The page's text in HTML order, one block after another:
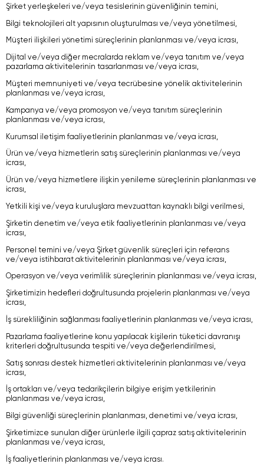
Şirket yerleşkeleri ve/veya tesislerinin güvenliğinin temini,
Bilgi teknolojileri alt yapısının oluşturulması ve/veya yönetilmesi,
Müşteri ilişkileri yönetimi süreçlerinin planlanması ve/veya icrası,
Dijital ve/veya diğer mecralarda reklam ve/veya tanıtım ve/veya
pazarlama aktivitelerinin tasarlanması ve/veya icrası,
Müşteri memnuniyeti ve/veya tecrübesine yönelik aktivitelerinin
planlanması ve/veya icrası,
Kampanya ve/veya promosyon ve/veya tanıtım süreçlerinin
planlanması ve/veya icrası,
Kurumsal iletişim faaliyetlerinin planlanması ve/veya icrası,
Ürün ve/veya hizmetlerin satış süreçlerinin planlanması ve/veya
icrası,
Ürün ve/veya hizmetlere ilişkin yenileme süreçlerinin planlanması ve
icrası,
Yetkili kişi ve/veya kuruluşlara mevzuattan kaynaklı bilgi verilmesi,
Şirketin denetim ve/veya etik faaliyetlerinin planlanması ve/veya
icrası,
Personel temini ve/veya Şirket güvenlik süreçleri için referans
ve/veya istihbarat aktivitelerinin planlanması ve/veya icrası,
Operasyon ve/veya verimlilik süreçlerinin planlanması ve/veya icrası,
Şirketimizin hedefleri doğrultusunda projelerin planlanması ve/veya
icrası,
İş sürekliliğinin sağlanması faaliyetlerinin planlanması ve/veya icrası,
Pazarlama faaliyetlerine konu yapılacak kişilerin tüketici davranışı
kriterleri doğrultusunda tespiti ve/veya değerlendirilmesi,
Satış sonrası destek hizmetleri aktivitelerinin planlanması ve/veya
icrası,
İş ortakları ve/veya tedarikçilerin bilgiye erişim yetkilerinin
planlanması ve/veya icrası,
Bilgi güvenliği süreçlerinin planlanması, denetimi ve/veya icrası,
Şirketimizce sunulan diğer ürünlerle ilgili çapraz satış aktivitelerinin
planlanması ve/veya icrası,
İş faaliyetlerinin planlanması ve/veya icrası.